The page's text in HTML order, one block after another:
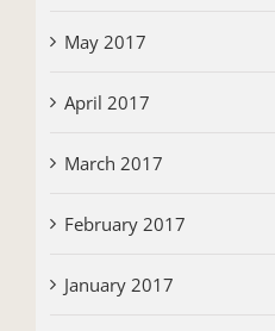
May 2017
April 2017
March 2017
February 2017
January 2017